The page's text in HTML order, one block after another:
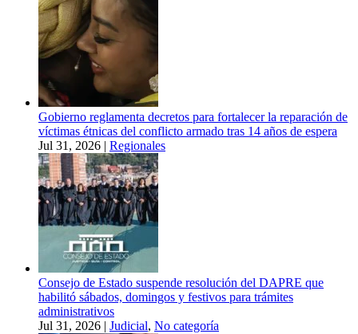
Gobierno reglamenta decretos para fortalecer la reparación de
víctimas étnicas del conflicto armado tras 14 años de espera
Jul 31, 2026 | Regionales
Consejo de Estado suspende resolución del DAPRE que
habilitó sábados, domingos y festivos para trámites
administrativos
Jul 31, 2026 | Judicial, No categoría